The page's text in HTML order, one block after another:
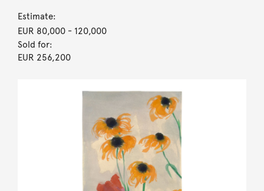
Estimate:
EUR 80,000- 120,000
Sold for:
EUR 256,200